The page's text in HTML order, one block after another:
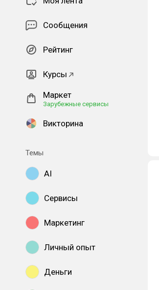
Сообщения
Рейтинг
Курсы
Маркет
Зарубежные сервисы
Викторина
Темы
AI
Сервисы
Маркетинг
Личный опыт
Деньги